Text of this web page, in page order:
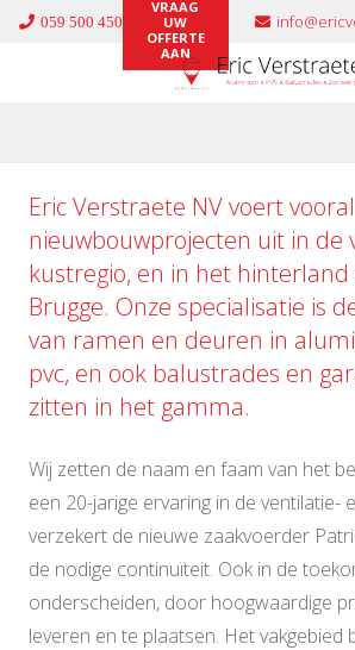
059 500 450
VRAAG
UW
OFFERTE
AAN
Eric Verstraete NV voert
nieuwbouwprojecten uit in de
kustregio, en in het hinterland
Brugge. Onze specialisatie is
van ramen en deuren in
pvc, en ook balustrades en
zitten in het gamma.
Wij zetten de naam en faam van het
een 20-jarige ervaring in de ventilatie-
verzekert de nieuwe zaakvoerder
de nodige continuïteit. Ook in de
onderscheiden, door hoogwaardige
leveren en te plaatsen. Het vakgebied